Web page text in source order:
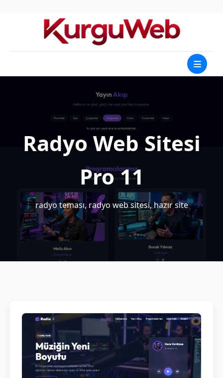
Radyo Web Sitesi
Pro 11
radyo teması, radyo web sitesi, hazır site